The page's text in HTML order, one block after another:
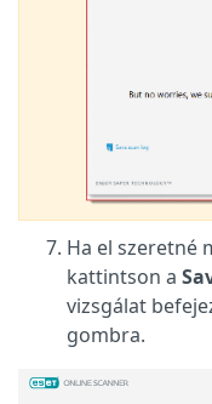
Ha el szeretné
kattintson a
vizsgálat
gombra.